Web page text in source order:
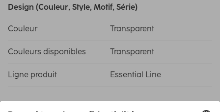
Design (Couleur, Style, Motif, Série)
Couleur Transparent
Couleurs disponibles Transparent
Ligne produit Essential Line